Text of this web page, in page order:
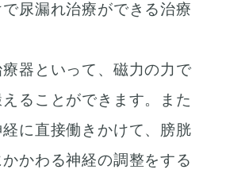
尿漏れ治療ができる治療
器といって、磁力の力で
ることができます。また
に直接働きかけて、膀胱
かわる神経の調整をする